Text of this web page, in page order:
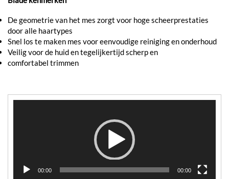
De geometrie van het mes zorgt voor hoge scheerprestaties
door alle haartypes
Snel los te maken mes voor eenvoudige reiniging en onderhoud
Veilig voor de huid en tegelijkertijd scherp en
comfortabel trimmen
00:00 00:00